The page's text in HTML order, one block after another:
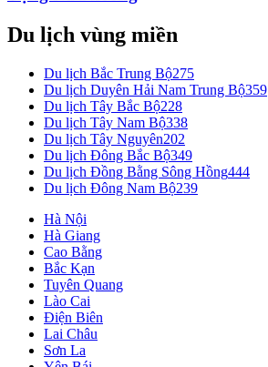
Du lịch vùng miền
Du lịch Bắc Trung Bộ275
Du lịch Duyên Hải Nam Trung Bộ359
Du lịch Tây Bắc Bộ228
Du lịch Tây Nam Bộ338
Du lịch Tây Nguyên202
Du lịch Đông Bắc Bộ349
Du lịch Đồng Bằng Sông Hồng444
Du lịch Đông Nam Bộ239
Hà Nội
Hà Giang
Cao Bằng
Bắc Kạn
Tuyên Quang
Lào Cai
Điện Biên
Lai Châu
Sơn La